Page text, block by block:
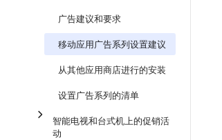
广告建议和要求
移动应用广告系列设置建议
从其他应用商店进行的安装
设置广告系列的清单
智能电视和台式机上的促销活
动